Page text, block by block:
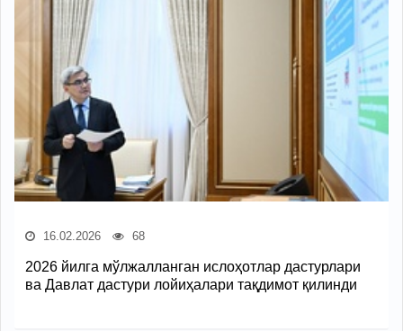
16.02.2026 68
2026 йилга мўлжалланган ислоҳотлар дастурлари
ва Давлат дастури лойиҳалари тақдимот қилинди